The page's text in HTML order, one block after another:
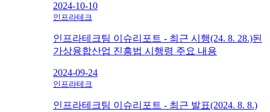
2024-10-10
인프라테크
인프라테크팀 이슈리포트 - 최근 시행(24. 8. 28.)된
가상융합산업 진흥법 시행령 주요 내용
2024-09-24
인프라테크
인프라테크팀 이슈리포트 - 최근 발표(2024. 8. 8.)